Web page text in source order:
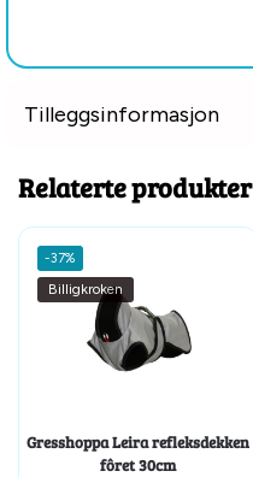
Tilleggsinformasjon
Relaterte produkter
-37%
Billigkroken
Gresshoppa Leira refleksdekken
fôret 30cm